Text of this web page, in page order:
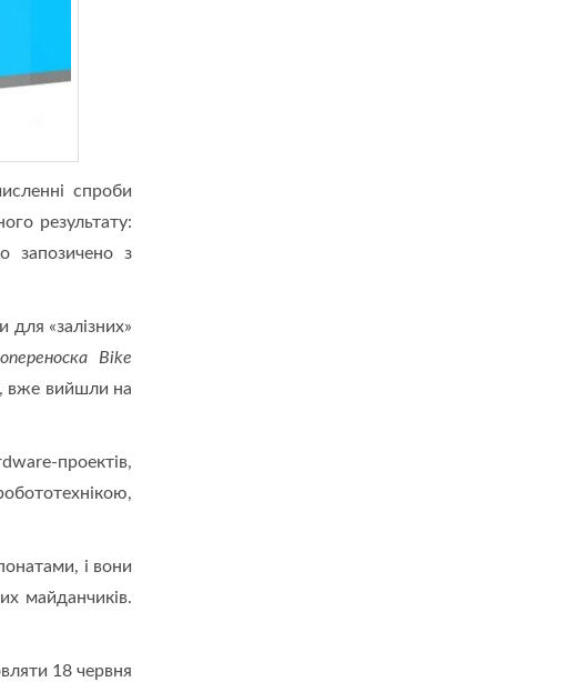
спроби
результату:
запозичено з
«залізних»
Bike
вже вийшли на
проектів,
і вони
майданчиків.
18 червня